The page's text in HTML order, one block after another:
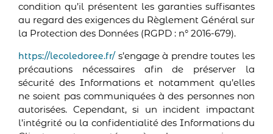
condition qu’il présentent les garanties suffisantes
au regard des exigences du Règlement Général sur
la Protection des Données (RGPD : n° 2016-679).
https://lecoledoree.fr/s’engage à prendre toutes les
précautions nécessaires afin de préserver la
sécurité des Informations et notamment qu’elles
ne soient pas communiquées à des personnes non
autorisées. Cependant, si un incident impactant
l’intégrité ou la confidentialité des Informations du